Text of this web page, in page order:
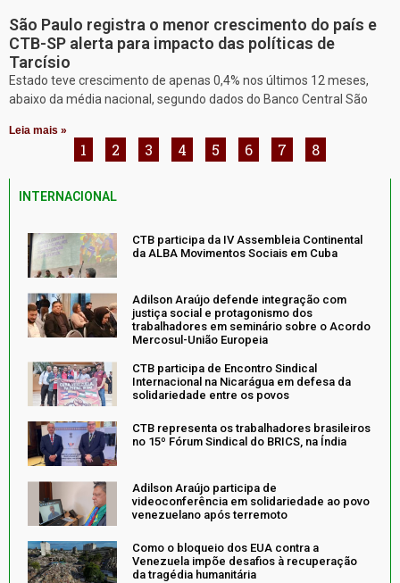
São Paulo registra o menor crescimento do país e
CTB-SP alerta para impacto das políticas de
Tarcísio
Estado teve crescimento de apenas 0,4% nos últimos 12 meses,
abaixo da média nacional, segundo dados do Banco Central São
Leia mais »
1 2 3 4 5 6 7 8
INTERNACIONAL
CTB participa da IV Assembleia Continental
da ALBA Movimentos Sociais em Cuba
Adilson Araújo defende integração com
justiça social e protagonismo dos
trabalhadores em seminário sobre o Acordo
Mercosul-União Europeia
CTB participa de Encontro Sindical
Internacional na Nicarágua em defesa da
solidariedade entre os povos
CTB representa os trabalhadores brasileiros
no 15º Fórum Sindical do BRICS, na Índia
Adilson Araújo participa de
videoconferência em solidariedade ao povo
venezuelano após terremoto
Como o bloqueio dos EUA contra a
Venezuela impõe desafios à recuperação
da tragédia humanitária